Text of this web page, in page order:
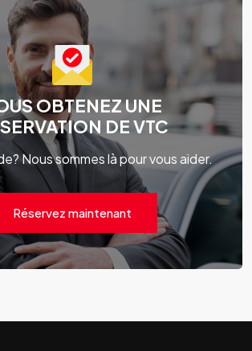
OBTENEZ UNE
DE VTC
Nous sommes là pour vous aider.
Réservez maintenant